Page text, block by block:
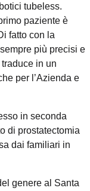
tubeless.
paziente è
fatto con la
più precisi e
in un
per l’Azienda e
in seconda
di prostatectomia
dai familiari in
genere al Santa